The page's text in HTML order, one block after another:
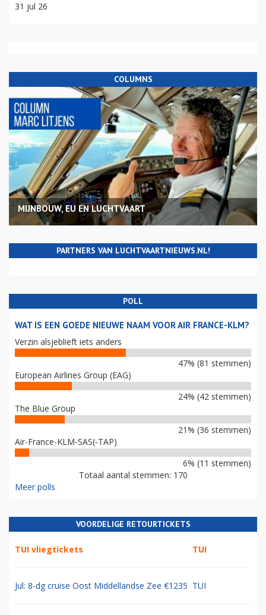
31 jul 26
COLUMNS
MIJNBOUW, EU EN LUCHTVAART
PARTNERS VAN LUCHTVAARTNIEUWS.NL!
POLL
WAT IS EEN GOEDE NIEUWE NAAM VOOR AIR FRANCE-KLM?
Verzin alsjeblieft iets anders
47% (81 stemmen)
European Airlines Group (EAG)
24% (42 stemmen)
The Blue Group
21% (36 stemmen)
Air-France-KLM-SAS(-TAP)
6% (11 stemmen)
Totaal aantal stemmen: 170
Meer polls
VOORDELIGE RETOURTICKETS
TUI vliegtickets TUI
Jul: 8-dg cruise Oost Middellandse Zee €1235 TUI